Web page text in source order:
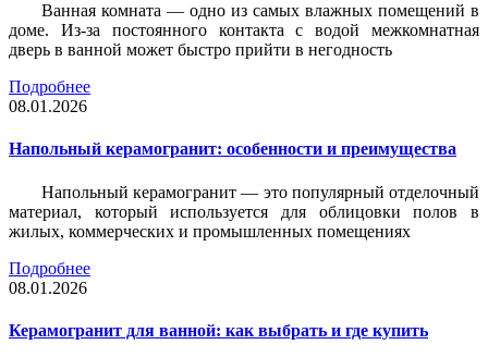
Ванная комната — одно из самых влажных помещений в
доме. Из-за постоянного контакта с водой межкомнатная
дверь в ванной может быстро прийти в негодность
Подробнее
08.01.2026
Напольный керамогранит: особенности и преимущества
Напольный керамогранит — это популярный отделочный
материал, который используется для облицовки полов в
жилых, коммерческих и промышленных помещениях
Подробнее
08.01.2026
Керамогранит для ванной: как выбрать и где купить